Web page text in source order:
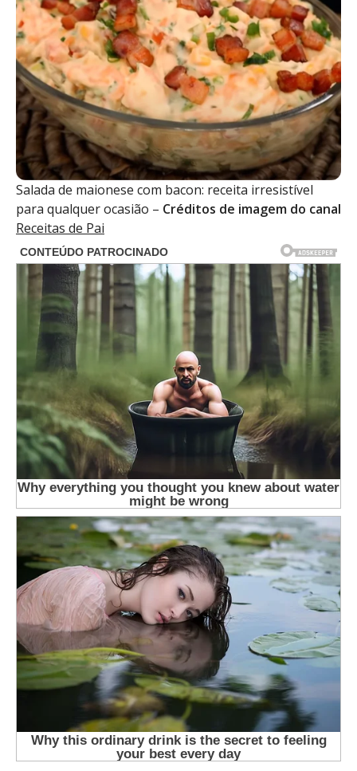
Salada de maionese com bacon: receita irresistível
para qualquer ocasião – Créditos de imagem do canal
Receitas de Pai